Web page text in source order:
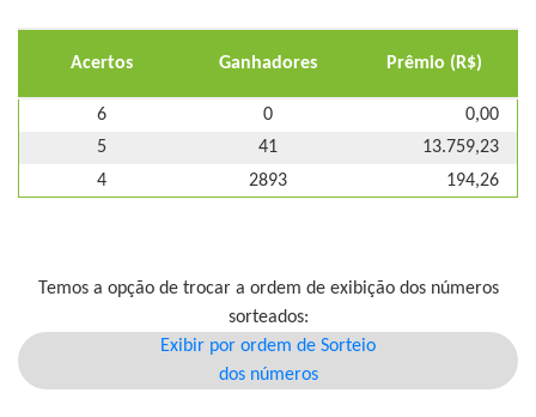
Acertos Ganhadores Prêmio (R$)
6 0
0,00
5
41
13.759,23
4
2893 194,26
Temos a opção de trocar a ordem de exibição dos números
sorteados:
Exibir por ordem de Sorteio
dos números